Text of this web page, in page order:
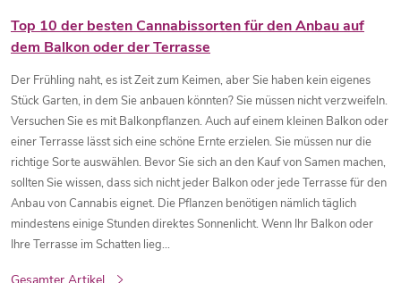
Top 10 der besten Cannabissorten für den Anbau auf
dem Balkon oder der Terrasse
Der Frühling naht, es ist Zeit zum Keimen, aber Sie haben kein eigenes
Stück Garten, in dem Sie anbauen könnten? Sie müssen nicht verzweifeln.
Versuchen Sie es mit Balkonpflanzen. Auch auf einem kleinen Balkon oder
einer Terrasse lässt sich eine schöne Ernte erzielen. Sie müssen nur die
richtige Sorte auswählen. Bevor Sie sich an den Kauf von Samen machen,
sollten Sie wissen, dass sich nicht jeder Balkon oder jede Terrasse für den
Anbau von Cannabis eignet. Die Pflanzen benötigen nämlich täglich
mindestens einige Stunden direktes Sonnenlicht. Wenn Ihr Balkon oder
Ihre Terrasse im Schatten lieg...